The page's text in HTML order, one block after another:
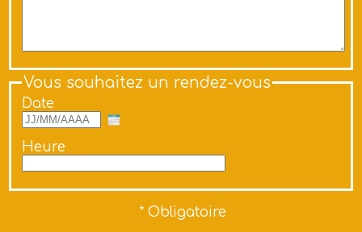
Vous souhaitez un rendez-vous
Date
Heure